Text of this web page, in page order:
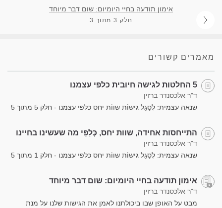
אימון תודעה בחיי היומיום: שום דבר מיוחד
חלק 3 מתוך 3
מאמרים קשורים
5 החלטות לגישה חיובית כלפי עצמנו
ד"ר אלכסנדר ברזין
שנאה עצמית: לְסַגֵּל גישוֹת שווֹת יחס כלפי עצמנו - חלק 5 מתוך 5
התייחסות אחידה, שוות יחס, כְּלַפֵּי מה שעשינו בחיינו
ד"ר אלכסנדר ברזין
שנאה עצמית: לְסַגֵּל גישוֹת שווֹת יחס כלפי עצמנו - חלק 1 מתוך 5
אימון תודעה בחיי היומיום: שום דבר מיוחד
ד"ר אלכסנדר ברזין
מבט על האופן שבו ביכולתנו לאמן את הגישות שלנו על מנת